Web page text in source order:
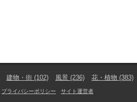
建物・街 (102) 風景 (236) 花・植物 (383)
プライバシーポリシー サイト運営者